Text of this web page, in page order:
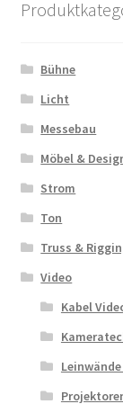
Bühne
Licht
Messebau
Möbel &
Strom
Ton
Truss &
Video
Kabel